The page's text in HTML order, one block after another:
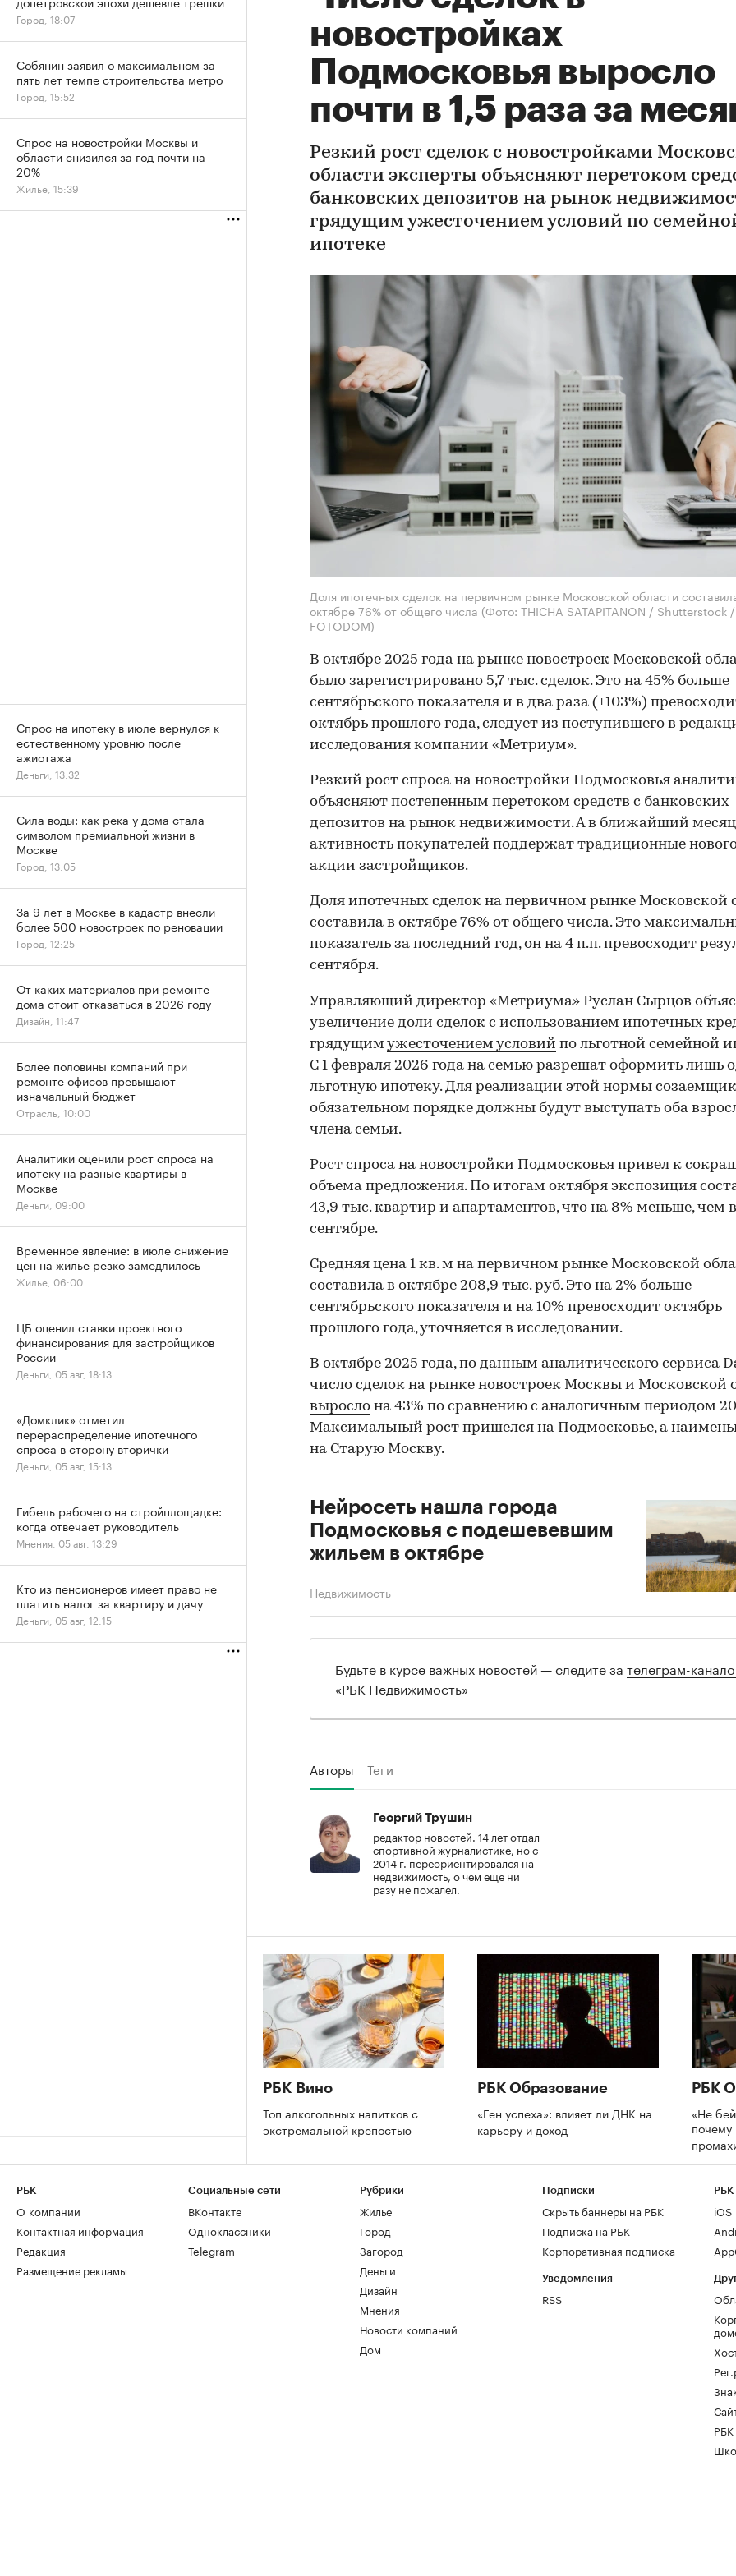
новостройках
Подмосковья выросло
почти в 1,5 раза за
Резкий рост сделок с новостройками
области эксперты объясняют перетоком
банковских депозитов на рынок
грядущим ужесточением условий по
ипотеке
Доля ипотечных сделок на первичном рынке Московской области
октябре 76% от общего числа (Фото: THICHA SATAPITANON / Shutterstock /
FOTODOM)
В октябре 2025 года на рынке новостроек Московской
было зарегистрировано 5,7 тыс. сделок. Это на 45% больше
сентябрьского показателя и в два раза (+103%)
октябрь прошлого года, следует из поступившего в
исследования компании «Метриум».
Резкий рост спроса на новостройки Подмосковья
объясняют постепенным перетоком средств с банковских
депозитов на рынок недвижимости. А в ближайший месяц
активность покупателей поддержат традиционные
акции застройщиков.
Доля ипотечных сделок на первичном рынке Московской
составила в октябре 76% от общего числа. Это
показатель за последний год, он на 4 п.п. превосходит
сентября.
Управляющий директор «Метриума» Руслан Сырцов
увеличение доли сделок с использованием ипотечных
грядущим ужесточением условий по льготной семейной
С 1 февраля 2026 года на семью разрешат оформить лишь
льготную ипотеку. Для реализации этой нормы
обязательном порядке должны будут выступать оба
члена семьи.
Рост спроса на новостройки Подмосковья привел к
объема предложения. По итогам октября экспозиция
43,9 тыс. квартир и апартаментов, что на 8% меньше, чем в
сентябре.
Средняя цена 1 кв. м на первичном рынке Московской
составила в октябре 208,9 тыс. руб. Это на 2% больше
сентябрьского показателя и на 10% превосходит октябрь
прошлого года, уточняется в исследовании.
В октябре 2025 года, по данным аналитического сервиса
число сделок на рынке новостроек Москвы и Московской
выросло на 43% по сравнению с аналогичным периодом
Максимальный рост пришелся на Подмосковье, а
на Старую Москву.
Нейросеть нашла города
Подмосковья с подешевевшим
жильем в октябре
Недвижимость
Будьте в курсе важных новостей — следите за телеграм-
«РБК Недвижимость»
Авторы Теги
Георгий Трушин
редактор новостей. 14 лет отдал
спортивной журналистике, но с
2014 г. переориентировался на
недвижимость, о чем еще ни
разу не пожалел.
РБК Вино
Топ алкогольных напитков с
экстремальной крепостью
РБК Образование
«Ген успеха»: влияет ли ДНК на
карьеру и доход
РБК
«Не
почему
Город, 18:07
Собянин заявил о максимальном за
пять лет темпе строительства метро
Город, 15:52
Спрос на новостройки Москвы и
области снизился за год почти на
20%
Жилье, 15:39
Спрос на ипотеку в июле вернулся к
естественному уровню после
ажиотажа
Деньги, 13:32
Сила воды: как река у дома стала
символом премиальной жизни в
Москве
Город, 13:05
За 9 лет в Москве в кадастр внесли
более 500 новостроек по реновации
Город, 12:25
От каких материалов при ремонте
дома стоит отказаться в 2026 году
Дизайн, 11:47
Более половины компаний при
ремонте офисов превышают
изначальный бюджет
Отрасль, 10:00
Аналитики оценили рост спроса на
ипотеку на разные квартиры в
Москве
Деньги, 09:00
Временное явление: в июле снижение
цен на жилье резко замедлилось
Жилье, 06:00
ЦБ оценил ставки проектного
финансирования для застройщиков
России
Деньги, 05 авг, 18:13
«Домклик» отметил
перераспределение ипотечного
спроса в сторону вторички
Деньги, 05 авг, 15:13
Гибель рабочего на стройплощадке:
когда отвечает руководитель
Мнения, 05 авг, 13:29
Кто из пенсионеров имеет право не
платить налог за квартиру и дачу
Деньги, 05 авг, 12:15
РБК
О компании
Контактная информация
Редакция
Размещение рекламы
Социальные сети
ВКонтакте
Одноклассники
Telegram
Рубрики
Жилье
Город
Загород
Деньги
Дизайн
Мнения
Новости компаний
Дом
Подписки
Скрыть баннеры на РБК
Подписка на РБК
Корпоративная подписка
Уведомления
RSS
РБК
iOS